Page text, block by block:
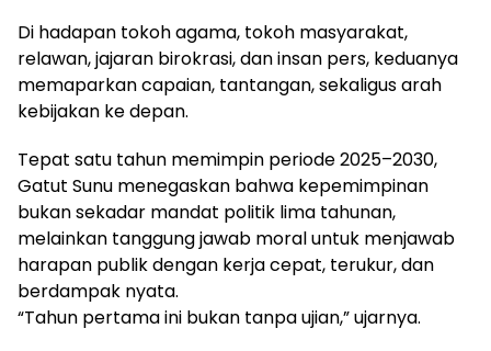
Di hadapan tokoh agama, tokoh masyarakat,
relawan, jajaran birokrasi, dan insan pers, keduanya
memaparkan capaian, tantangan, sekaligus arah
kebijakan ke depan.
Tepat satu tahun memimpin periode 2025–2030,
Gatut Sunu menegaskan bahwa kepemimpinan
bukan sekadar mandat politik lima tahunan,
melainkan tanggung jawab moral untuk menjawab
harapan publik dengan kerja cepat, terukur, dan
berdampak nyata.
“Tahun pertama ini bukan tanpa ujian,” ujarnya.